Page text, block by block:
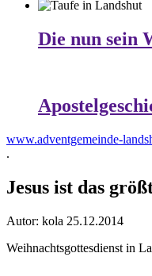
Die nun sein
www.adventgemeinde-
.
Jesus ist das
Autor: kola 25.12.2014
Weihnachtsgottesdienst in